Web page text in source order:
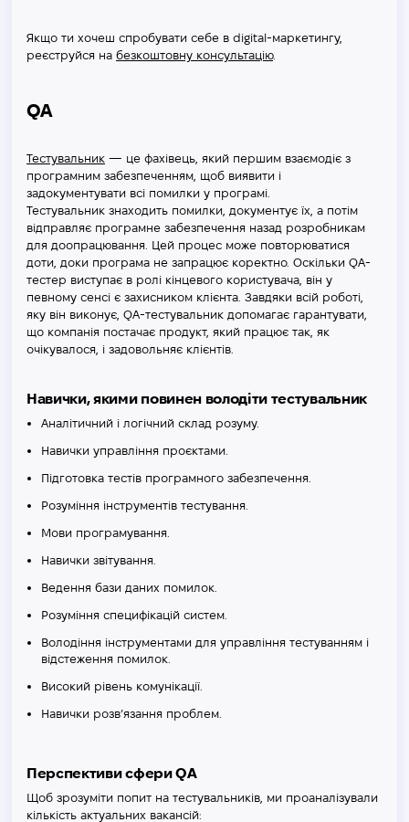
Якщо ти хочеш спробувати себе в digital-маркетингу,
реєструйся на безкоштовну консультацію.
QA
Тестувальник — це фахівець, який першим взаємодіє з
програмним забезпеченням, щоб виявити і
задокументувати всі помилки у програмі.
Тестувальник знаходить помилки, документує їх, а потім
відправляє програмне забезпечення назад розробникам
для доопрацювання. Цей процес може повторюватися
доти, доки програма не запрацює коректно. Оскільки QA-
тестер виступає в ролі кінцевого користувача, він у
певному сенсі є захисником клієнта. Завдяки всій роботі,
яку він виконує, QA-тестувальник допомагає гарантувати,
що компанія постачає продукт, який працює так, як
очікувалося, і задовольняє клієнтів.
Навички, якими повинен володіти тестувальник
Аналітичний і логічний склад розуму.
Навички управління проєктами.
Підготовка тестів програмного забезпечення.
Розуміння інструментів тестування.
Мови програмування.
Навички звітування.
Ведення бази даних помилок.
Розуміння специфікацій систем.
Володіння інструментами для управління тестуванням і
відстеження помилок.
Високий рівень комунікації.
Навички розв’язання проблем.
Перспективи сфери QA
Щоб зрозуміти попит на тестувальників, ми проаналізували
кількість актуальних вакансій: